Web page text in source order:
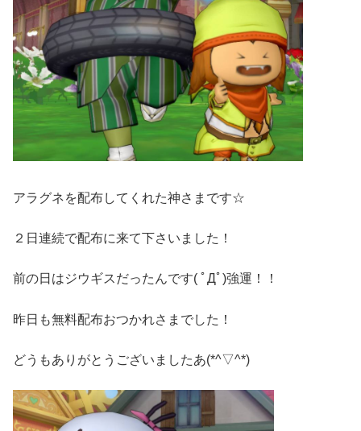
アラグネを配布してくれた神さまです☆
２日連続で配布に来て下さいました！
前の日はジウギスだったんです( ﾟДﾟ)強運！！
昨日も無料配布おつかれさまでした！
どうもありがとうございましたあ(*^▽^*)